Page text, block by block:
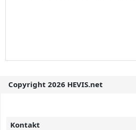
Copyright 2026 HEVIS.net
Kontakt